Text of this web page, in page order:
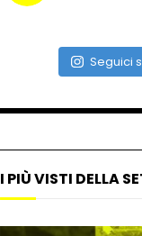
dopo
Nei
Seguici
I PIÙ VISTI DELLA